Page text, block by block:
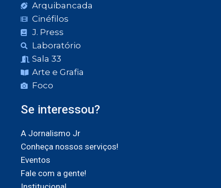
Arquibancada
Cinéfilos
J. Press
Laboratório
Sala 33
Arte e Grafia
Foco
Se interessou?
A Jornalismo Jr
Conheça nossos serviços!
Eventos
Fale com a gente!